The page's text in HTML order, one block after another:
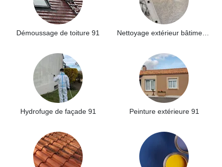
Démoussage de toiture 91
Hydrofuge de façade 91 Peinture extérieure 91